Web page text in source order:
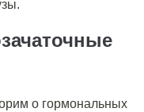
о гормональных